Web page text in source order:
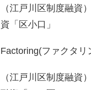
（江戸川区制度融資
資「区小口」
Factoring(ファクタリ
（江戸川区制度融資